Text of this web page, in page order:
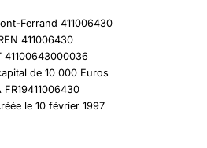
Ferrand 411006430
411006430
41100643000036
de 10 000 Euros
FR19411006430
le 10 février 1997